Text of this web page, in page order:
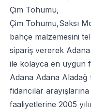
Çim Tohumu,
Çim Tohumu,Saksı
bahçe malzemesini
sipariş vererek
ile kolayca en uygun
Adana Adana Aladağ
fidancılar
faaliyetlerine 2005